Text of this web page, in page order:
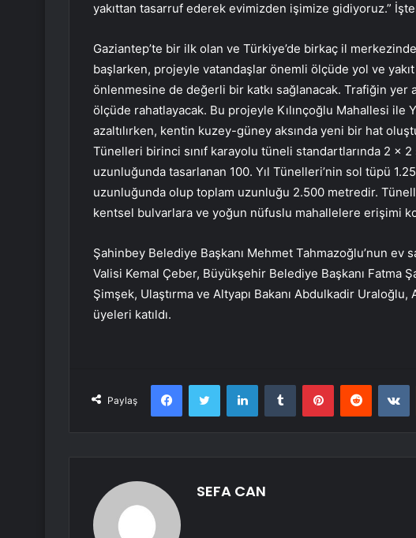
yakıttan tasarruf ederek evimizden işimize gidiyoruz.”
Gaziantep’te bir ilk olan ve Türkiye’de birkaç il
başlarken, projeyle vatandaşlar önemli ölçüde yol ve
önlenmesine de değerli bir katkı sağlanacak. Trafiğin yer
ölçüde rahatlayacak. Bu projeyle Kılınçoğlu Mahallesi ile
azaltılırken, kentin kuzey-güney aksında yeni bir hat
Tünelleri birinci sınıf karayolu tüneli standartlarında 2 x
uzunluğunda tasarlanan 100. Yıl Tünelleri’nin sol tüpü
uzunluğunda olup toplam uzunluğu 2.500 metredir.
kentsel bulvarlara ve yoğun nüfuslu mahallelere erişimi
Şahinbey Belediye Başkanı Mehmet Tahmazoğlu’nun
Valisi Kemal Çeber, Büyükşehir Belediye Başkanı Fatma
Şimşek, Ulaştırma ve Altyapı Bakanı Abdulkadir
üyeleri katıldı.
Paylaş
FacebookTwitter LinkedInTumblr PinterestReddit
SEFA CAN